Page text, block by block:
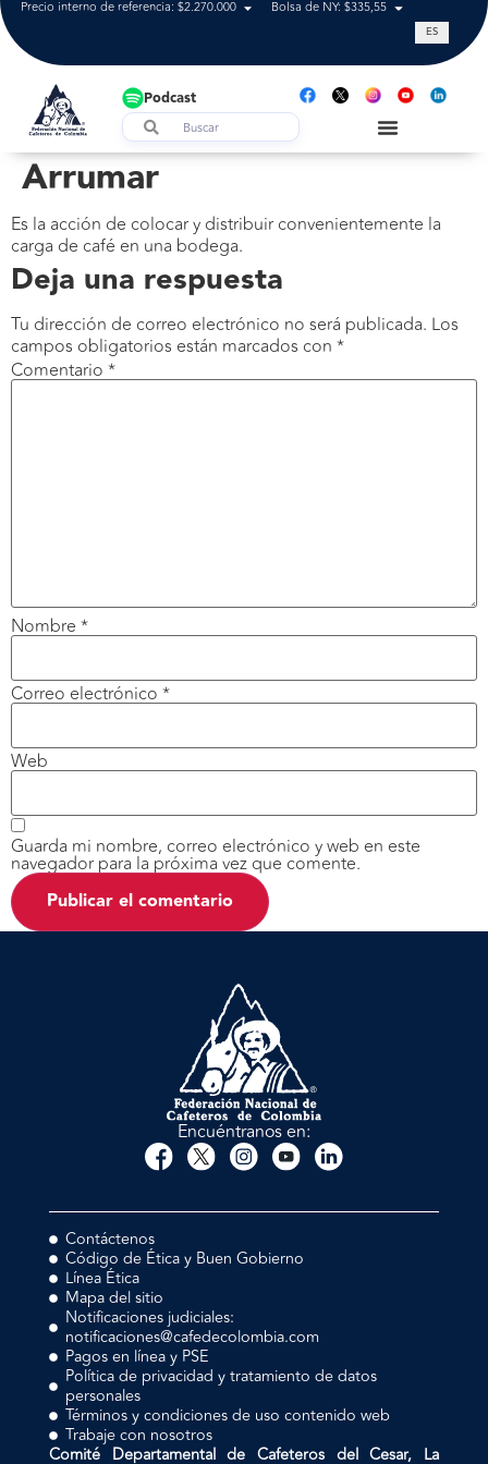
Precio interno de referencia: $2.270.000 Bolsa de NY: $335,55 Tasa de
ES
Podcast
Arrumar
Es la acción de colocar y distribuir convenientemente la
carga de café en una bodega.
Deja una respuesta
Tu dirección de correo electrónico no será publicada. Los
campos obligatorios están marcados con *
Comentario *
Nombre *
Correo electrónico *
Web
Guarda mi nombre, correo electrónico y web en este
navegador para la próxima vez que comente.
Encuéntranos en:
Contáctenos
Código de Ética y Buen Gobierno
Línea Ética
Mapa del sitio
Notificaciones judiciales:
notificaciones@cafedecolombia.com
Pagos en línea y PSE
Política de privacidad y tratamiento de datos
personales
Términos y condiciones de uso contenido web
Trabaje con nosotros
Comité Departamental de Cafeteros del Cesar, La